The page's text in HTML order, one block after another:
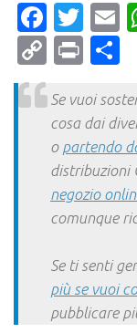
CopyPrint
Se vuoi
cosa dai
o partendo
distribuzioni
negozio
comunque
Se ti senti
più se vuoi
pubblicare